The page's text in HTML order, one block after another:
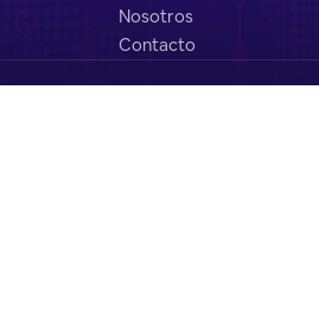
Nosotros
Contacto